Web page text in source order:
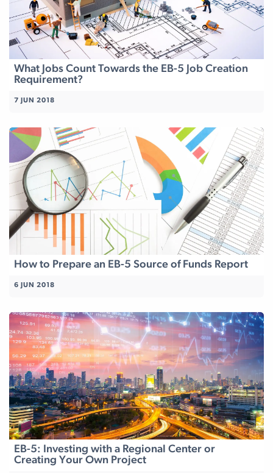
What Jobs Count Towards the EB-5 Job Creation
Requirement?
7 JUN 2018
How to Prepare an EB-5 Source of Funds Report
6 JUN 2018
EB-5: Investing with a Regional Center or
Creating Your Own Project